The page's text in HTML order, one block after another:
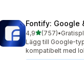
Fontify: Google
4,9av 5 stjärnor
(757)
757 recensioner
•
Lägg till Google-
kompatibelt med